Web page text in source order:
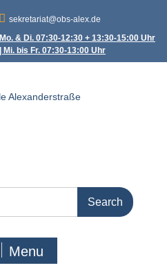
sekretariat@obs-alex.de
Mo. & Di. 07:30-12:30 + 13:30-15:00 Uhr
| Mi. bis Fr. 07:30-13:00 Uhr
Menu